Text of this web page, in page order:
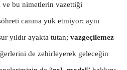
ve bu nimetlerin vazettiği
canına yük etmiyor; aynı
yıldır ayakta tutan; vazgeçilemez
de zehirleyerek geleceğin